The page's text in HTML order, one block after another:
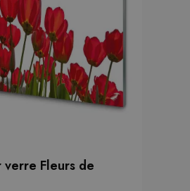
verre Fleurs de